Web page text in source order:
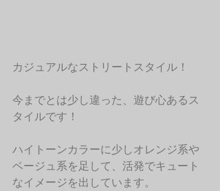
カジュアルなストリートスタイル！
今までとは少し違った、遊び心あるス
タイルです！
ハイトーンカラーに少しオレンジ系や
ベージュ系を足して、活発でキュート
なイメージを出しています。